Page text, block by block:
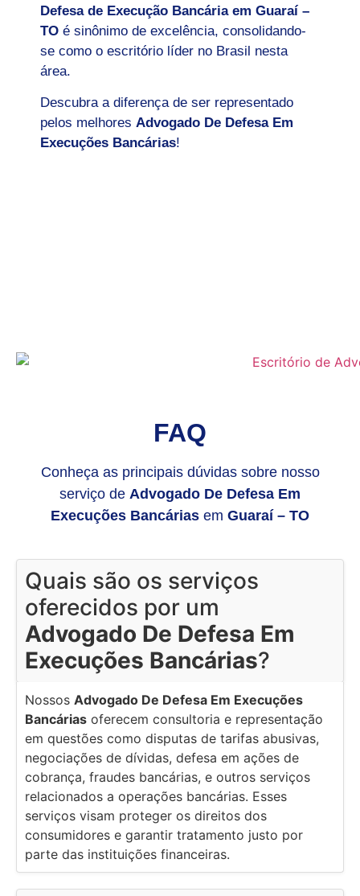
Defesa de Execução Bancária em Guaraí –
TO é sinônimo de excelência, consolidando-
se como o escritório líder no Brasil nesta
área.
Descubra a diferença de ser representado
pelos melhores Advogado De Defesa Em
Execuções Bancárias!
FAQ
Conheça as principais dúvidas sobre nosso
serviço de Advogado De Defesa Em
Execuções Bancárias em Guaraí – TO
Quais são os serviços
oferecidos por um
Advogado De Defesa Em
Execuções Bancárias?
Nossos Advogado De Defesa Em Execuções
Bancárias oferecem consultoria e representação
em questões como disputas de tarifas abusivas,
negociações de dívidas, defesa em ações de
cobrança, fraudes bancárias, e outros serviços
relacionados a operações bancárias. Esses
serviços visam proteger os direitos dos
consumidores e garantir tratamento justo por
parte das instituições financeiras.